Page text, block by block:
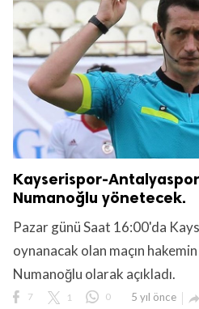
Kayserispor-Antalyaspor
Numanoğlu yönetecek.
Pazar günü Saat 16:00'da
oynanacak olan maçın
Numanoğlu olarak açıkladı.
7 1 0 5 yıl önce 